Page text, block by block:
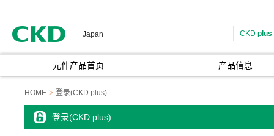
Japan CKD plus
元件产品首页 产品信息
HOME 登录(CKD plus)
登录(CKD plus)